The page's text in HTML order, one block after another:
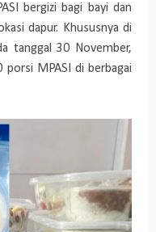
bergizi bagi bayi dan
dapur. Khususnya di
tanggal 30 November,
MPASI di berbagai